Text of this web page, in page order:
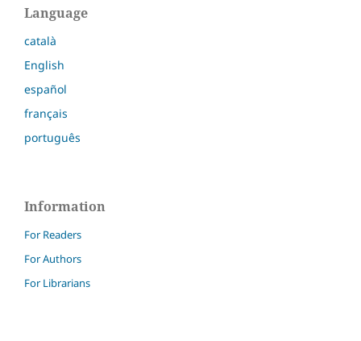
Language
català
English
español
français
português
Information
For Readers
For Authors
For Librarians